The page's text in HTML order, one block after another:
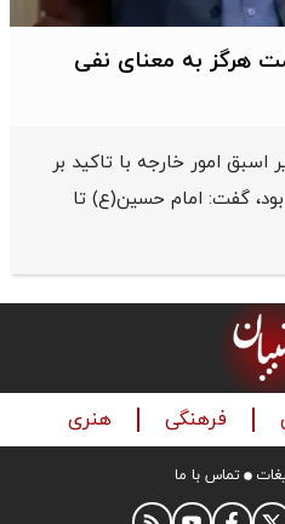
هرگز به معنای نفی
اسبق امور خارجه با تاکید بر
گفت: امام حسین(ع) تا
فرهنگی هنری
تماس با ما